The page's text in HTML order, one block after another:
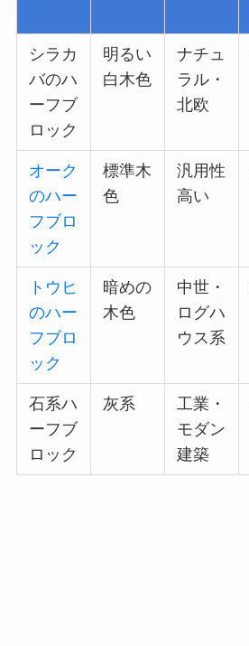
シラカ
バのハ
ーフブ
ロック
明るい
白木色
ナチュ
ラル・
北欧
オーク
のハー
フブロ
ック
標準木
色
汎用性
高い
トウヒ
のハー
フブロ
ック
暗めの
木色
中世・
ログハ
ウス系
石系ハ
ーフブ
ロック
灰系
工業・
モダン
建築